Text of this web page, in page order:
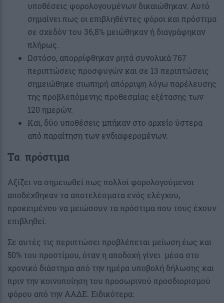
υποθέσεις φορολογουμένων δικαιώθηκαν. Αυτό
σημαίνει πως οι επιβληθέντες φόροι και πρόστιμα
σε σχεδόν του 36,8% μειώθηκαν ή διαγράφηκαν
πλήρως.
Ωστόσο, απορρίφθηκαν ρητά συνολικά 767
περιπτώσεις προσφυγών και σε 13 περιπτώσεις
σημειώθηκε σιωπηρή απόρριψη λόγω παρέλευσης
της προβλεπόμενης προθεσμίας εξέτασης των
120 ημερών.
Και, δύο υποθέσεις μπήκαν στο αρχείο ύστερα
από παραίτηση των ενδιαφερομένων.
Τα πρόστιμα
Αξίζει να σημειωθεί πως πολλοί φορολογούμενοι
αποδέχθηκαν τα αποτελέσματα ενός ελέγχου,
προκειμένου να μειώσουν τα πρόστιμα που τους έχουν
επιβληθεί.
Σε αυτές τις περιπτώσει προβλέπεται μείωση έως και
50% του προστίμου, όταν η αποδοχή γίνει μέσα στο
χρονικό διάστημα από την ημέρα υποβολή δήλωσης και
πριν την κοινοποίηση του προσωρινού προσδιορισμού
φόρου από την ΑΑΔΕ. Ειδικότερα: